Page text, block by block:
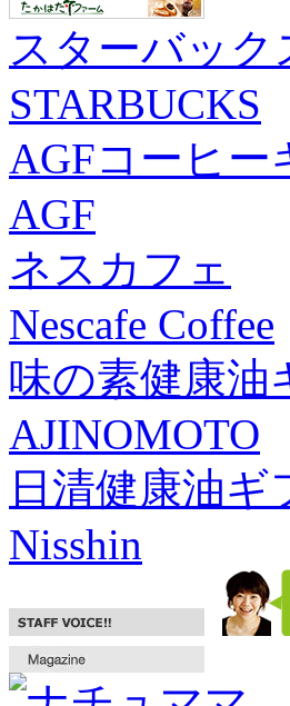
スターバック
STARBUCKS
AGFコーヒー
AGF
ネスカフェ
Nescafe Coffee
味の素健康油
AJINOMOTO
日清健康油ギ
Nisshin